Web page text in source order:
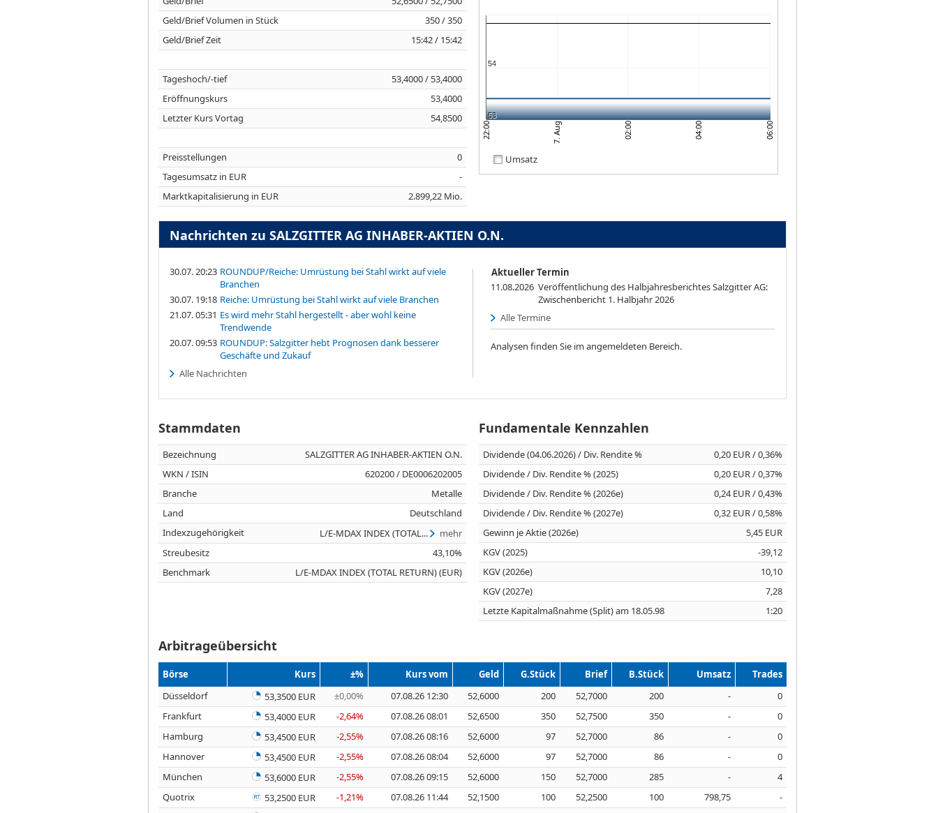
Geld/Brief Volumen in Stück
350 / 350
Geld/Brief Zeit
15:42 / 15:42
Tageshoch/-tief
53,4000 / 53,4000
Eröffnungskurs
53,4000
Letzter Kurs Vortag
54,8500
Preisstellungen
0
Tagesumsatz in EUR
-
Marktkapitalisierung in EUR
2.899,22 Mio.
22:00 7. Aug 02:00 04:00 06:00
53
54
Umsatz
Nachrichten zu SALZGITTER AG INHABER-AKTIEN O.N.
30.07. 20:23 ROUNDUP/Reiche: Umrüstung bei Stahl wirkt auf viele
Branchen
30.07. 19:18 Reiche: Umrüstung bei Stahl wirkt auf viele Branchen
21.07. 05:31 Es wird mehr Stahl hergestellt - aber wohl keine
Trendwende
20.07. 09:53 ROUNDUP: Salzgitter hebt Prognosen dank besserer
Geschäfte und Zukauf
Alle Nachrichten
Aktueller Termin
11.08.2026 Veröffentlichung des Halbjahresberichtes Salzgitter AG:
Zwischenbericht 1. Halbjahr 2026
Alle Termine
Analysen finden Sie im angemeldeten Bereich.
Stammdaten
Bezeichnung
SALZGITTER AG INHABER-AKTIEN O.N.
WKN / ISIN
620200 / DE0006202005
Branche
Metalle
Land
Deutschland
Indexzugehörigkeit
L/E-MDAX INDEX (TOTAL...
mehr
Streubesitz
43,10%
Benchmark
L/E-MDAX INDEX (TOTAL RETURN) (EUR)
Fundamentale Kennzahlen
Dividende (04.06.2026) / Div. Rendite %
0,20 EUR / 0,36%
Dividende / Div. Rendite % (2025)
0,20 EUR / 0,37%
Dividende / Div. Rendite % (2026e)
0,24 EUR / 0,43%
Dividende / Div. Rendite % (2027e)
0,32 EUR / 0,58%
Gewinn je Aktie (2026e)
5,45 EUR
KGV (2025)
-39,12
KGV (2026e)
10,10
KGV (2027e)
7,28
Letzte Kapitalmaßnahme (Split) am 18.05.98
1:20
Arbitrageübersicht
Börse Kurs ±% Kurs vom Geld G.Stück Brief B.Stück Umsatz
Trades
Düsseldorf
53,3500 EUR ±0,00% 07.08.26 12:30 52,6000 200 52,7000 200 -
0
Frankfurt
53,4000 EUR -2,64% 07.08.26 08:01 52,6500 350 52,7500 350 -
0
Hamburg
53,4500 EUR -2,55% 07.08.26 08:16 52,6000 97 52,7000 86 -
0
Hannover
53,4500 EUR -2,55% 07.08.26 08:04 52,6000 97 52,7000 86 -
0
München
53,6000 EUR -2,55% 07.08.26 09:15 52,6000 150 52,7000 285 -
4
Quotrix
53,2500 EUR -1,21% 07.08.26 11:44 52,1500 100 52,2500 100 798,75
-